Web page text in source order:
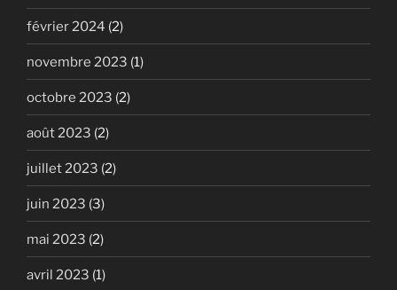
février 2024 (2)
novembre 2023 (1)
octobre 2023 (2)
août 2023 (2)
juillet 2023 (2)
juin 2023 (3)
mai 2023 (2)
avril 2023 (1)